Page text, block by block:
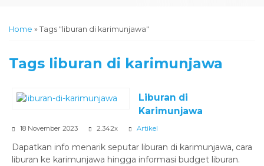
Home » Tags "liburan di karimunjawa"
Tags liburan di karimunjawa
Liburan di
Karimunjawa
18 November 2023 2.342x Artikel
Dapatkan info menarik seputar liburan di karimunjawa, cara
liburan ke karimunjawa hingga informasi budget liburan.